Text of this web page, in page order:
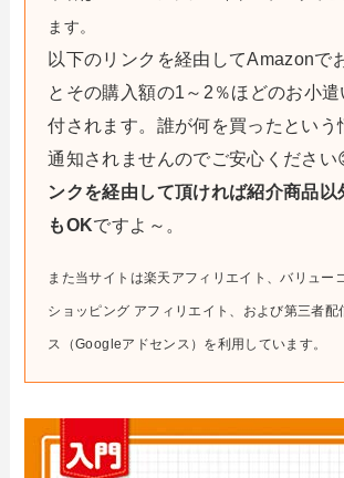
ます。
以下のリンクを経由してAmazonで
とその購入額の1～2％ほどのお小
付されます。誰が何を買ったという
通知されませんのでご安心ください
ンクを経由して頂ければ紹介商品以
もOKですよ～。
また当サイトは楽天アフィリエイト、バリュー
ショッピング アフィリエイト、および第三者配
ス（Googleアドセンス）を利用しています。